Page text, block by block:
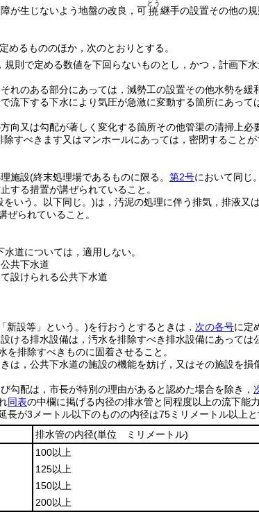
が生じないよう地盤の改良，可撓
とう
継手の設置その他の
めるもののほか，次のとおりとする。
規則で定める数値を下回らないものとし，かつ，計画下
れのある部分にあっては，減勢工の設置その他水勢を緩
流下する下水により気圧が急激に変動する箇所にあっ
向又は勾配が著しく変化する箇所その他管渠の清掃上必
除すべきます又はマンホールにあっては，密閉すること
施設(終末処理場であるものに限る。 第2号において同じ
する措置が講ぜられていること。
をいう。以下同じ。)は，汚泥の処理に伴う排気，排液又
ぜられていること。
道については，適用しない。
共下水道
設けられる公共下水道
新設等」という。)を行おうとするときは， 次の各号に定
ける排水設備は，汚水を排除すべき排水設備にあって
排除すべきものに固着させること。
は，公共下水道の施設の機能を妨げ，又はその施設を
勾配は，市長が特別の理由があると認めた場合を除き，
同表の中欄に掲げる内径の排水管と同程度以上の流下能
長が3メートル以下のものの内径は75ミリメートル以上と
排水管の内径(単位 ミリメートル)
100以上
125以上
150以上
200以上